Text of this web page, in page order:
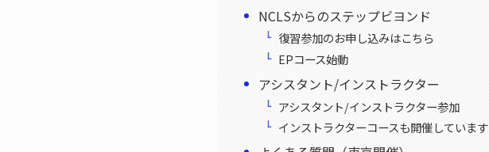
NCLSからのステップビヨンド
復習参加のお申し込みはこちら
EPコース始動
アシスタント/インストラクター
アシスタント/インストラクター参加
インストラクターコースも開催しています